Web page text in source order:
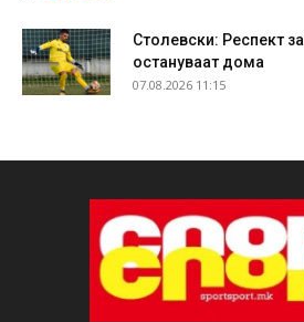
Столевски: Респект
остануваат дома
07.08.2026 11:15